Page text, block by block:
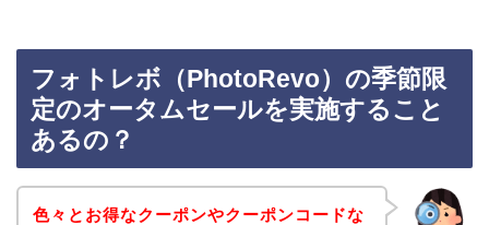
フォトレボ（PhotoRevo）の季節限
定のオータムセールを実施すること
あるの？
色々とお得なクーポンやクーポンコードな